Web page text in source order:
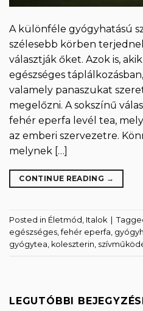
A különféle gyógyhatású
szélesebb körben
választják őket. Azok is,
egészséges
valamely panaszukat
megelőzni. A sokszínű
fehér eperfa levél tea,
az emberi szervezetre.
melynek […]
CONTINUE READING →
Posted in Életmód , Italok
egészséges,fehér eperfa,
gyógytea, koleszterin,
LEGUTÓBBI